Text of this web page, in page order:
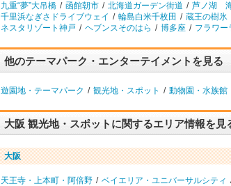
九重“夢”大吊橋 / 函館朝市 / 北海道ガーデン街道 / 芦ノ湖
千里浜なぎさドライブウェイ / 輪島白米千枚田 / 蔵王の樹氷
ネスタリゾート神戸 / ヘブンスそのはら / 博多座 / フラワー
他のテーマパーク・エンターテイメントを見る
遊園地・テーマパーク / 観光地・スポット / 動物園・水族館
大阪 観光地・スポットに関するエリア情報を見
大阪
天王寺・上本町・阿倍野 / ベイエリア・ユニバーサルシティ